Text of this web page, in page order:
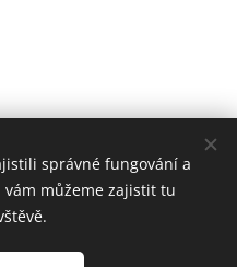
| Všechna práva vyhrazena
správné fungování a
můžeme zajistit tu